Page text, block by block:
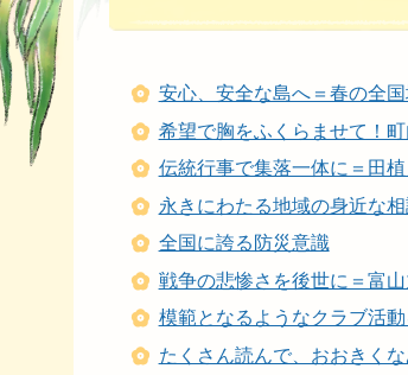
安心、安全な島へ＝春の全
希望で胸をふくらませて！
伝統行事で集落一体に＝田植
永きにわたる地域の身近な
全国に誇る防災意識
戦争の悲惨さを後世に＝富山
模範となるようなクラブ活
たくさん読んで、おおきく